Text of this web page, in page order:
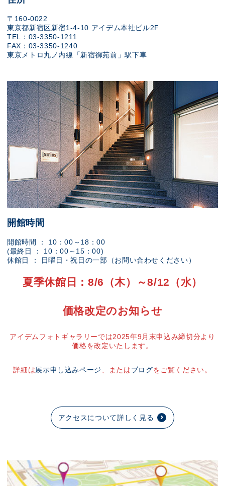
〒160-0022
東京都新宿区新宿1-4-10 アイデム本社ビル2F
TEL：03-3350-1211
FAX：03-3350-1240
東京メトロ丸ノ内線「新宿御苑前」駅下車
開館時間
開館時間 ： 10：00～18：00
(最終日 ： 10：00～15：00)
休館日 ： 日曜日・祝日の一部（お問い合わせください）
夏季休館日：8/6（木）～8/12（水）
価格改定のお知らせ
アイデムフォトギャラリーでは2025年9月末申込み締切分より
価格を改定いたします。
詳細は展示申し込みページ 、またはブログをご覧ください。
アクセスについて詳しく見る